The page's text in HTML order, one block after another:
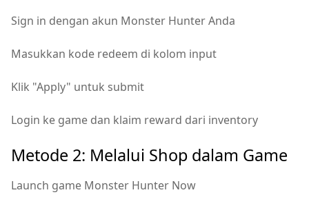
Sign in dengan akun Monster Hunter Anda
Masukkan kode redeem di kolom input
Klik "Apply" untuk submit
Login ke game dan klaim reward dari inventory
Metode 2: Melalui Shop dalam Game
Launch game Monster Hunter Now